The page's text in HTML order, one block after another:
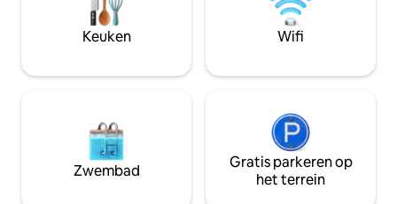
bleven doen. Wat gasten echt
waarderen is de
reserveren/
Keuken Wifi
Zwembad
Gratis parkeren op
het terrein